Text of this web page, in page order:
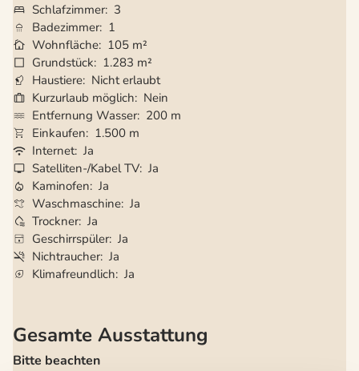
Schlafzimmer 3
Badezimmer 1
Wohnfläche 105 m²
Grundstück
1.283 m²
Haustiere Nicht erlaubt
Kurzurlaub möglich
Nein
Entfernung Wasser 200 m
Einkaufen
1.500 m
Internet Ja
Satelliten-/Kabel TV Ja
Kaminofen Ja
Waschmaschine Ja
Trockner Ja
Geschirrspüler Ja
Nichtraucher Ja
Klimafreundlich Ja
Gesamte Ausstattung
Bitte beachten